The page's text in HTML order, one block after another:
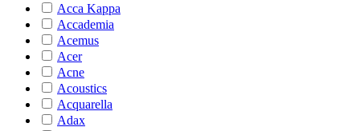
Acca Kappa
Accademia
Acemus
Acer
Acne
Acoustics
Acquarella
Adax